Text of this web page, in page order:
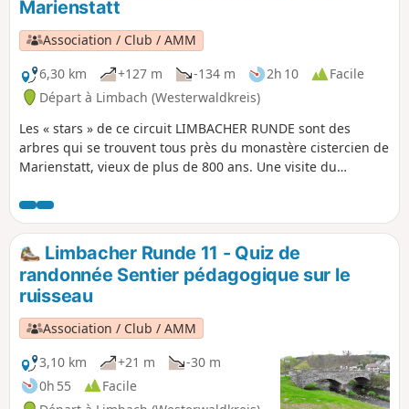
Ley », on arrive au coin allemand du
Westerwald, puis on revient à Limbach
en passant par le moulin de Lützelau et
le sentier sauvage et romantique des
grottes de Heunig.
Marienstatt
Association / Club / AMM
6,30 km
+127 m -134 m 2h 10
Facile
Départ à Limbach (Westerwaldkreis)
Les « stars » de ce circuit LIMBACHER RUNDE sont des
arbres qui se trouvent tous près du monastère cistercien de
Marienstatt, vieux de plus de 800 ans. Une visite du
Limbacher Runde 11 - Quiz de
randonnée Sentier pédagogique sur le
ruisseau
Association / Club / AMM
3,10 km
+21 m
-30 m
0h 55
Facile